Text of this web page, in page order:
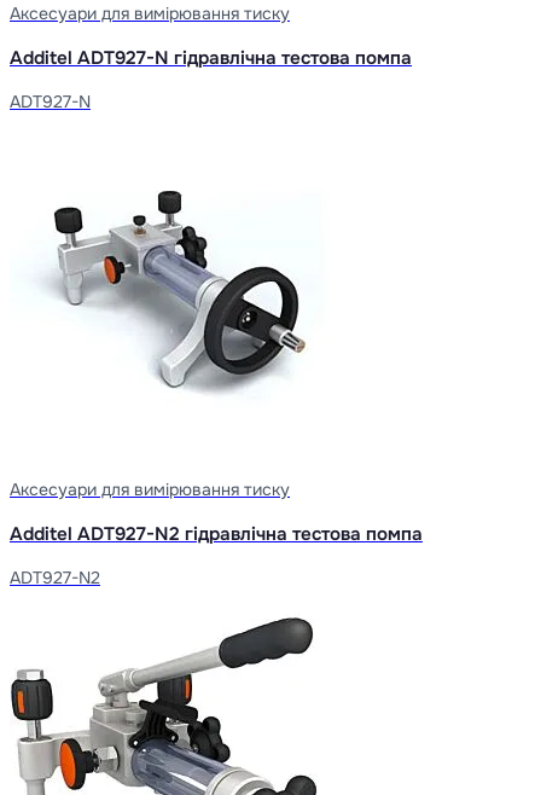
Аксесуари для вимірювання тиску
Additel ADT927-N гідравлічна тестова помпа
ADT927-N
Аксесуари для вимірювання тиску
Additel ADT927-N2 гідравлічна тестова помпа
ADT927-N2